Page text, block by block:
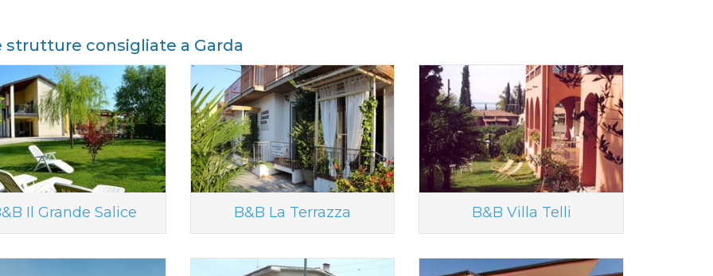
strutture consigliate a Garda
Il Grande Salice B&B La Terrazza B&B Villa Telli